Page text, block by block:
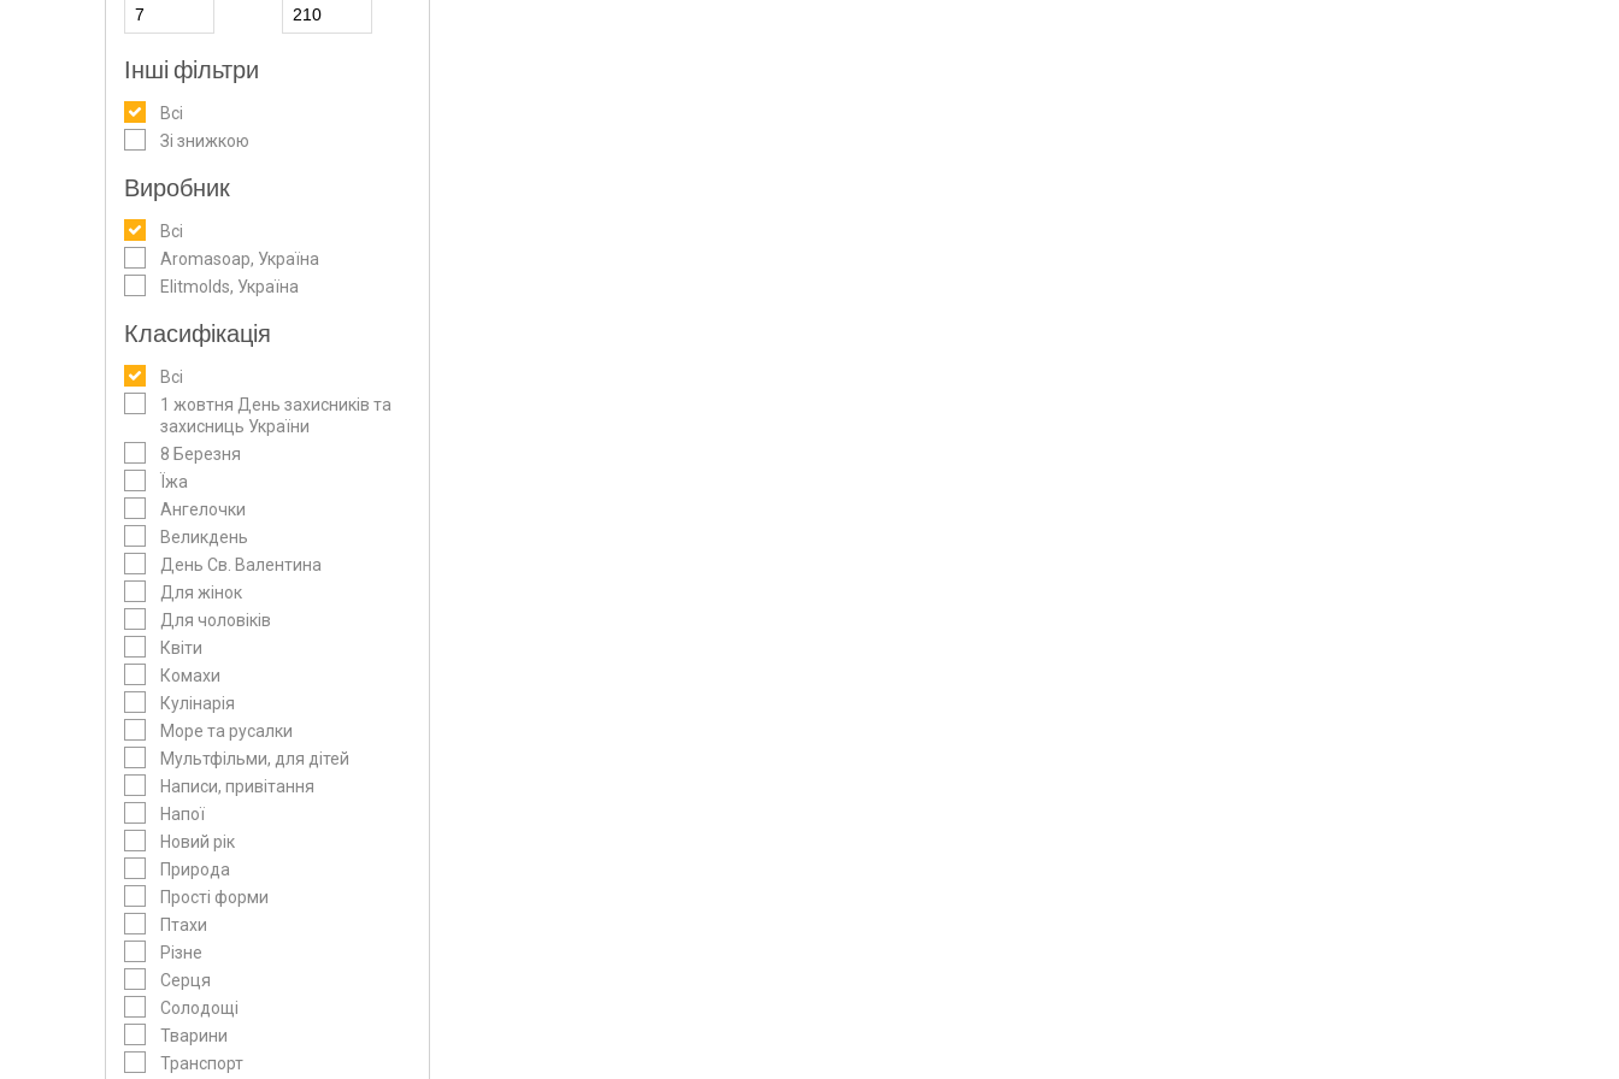
Інші фільтри
Всі
Зі знижкою
Виробник
Всі
Aromasoap, Україна
Elitmolds, Україна
Класифікація
Всі
1 жовтня День захисників та
захисниць України
8 Березня
Їжа
Ангелочки
Великдень
День Св. Валентина
Для жінок
Для чоловіків
Квіти
Комахи
Кулінарія
Море та русалки
Мультфільми, для дітей
Написи, привітання
Напої
Новий рік
Природа
Прості форми
Птахи
Різне
Серця
Солодощі
Тварини
Транспорт